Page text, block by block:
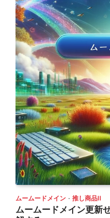
ムームードメイン 推し商品II
ムームードメイン更新